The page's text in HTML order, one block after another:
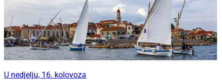
U nedjelju, 16. kolovoza